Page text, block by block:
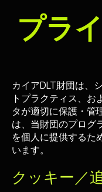
プラ
カイアDLT財団は、
トプラクティス、
タが適切に保護・管
は、当財団のプログ
を個人に提供するた
います。
クッキー／